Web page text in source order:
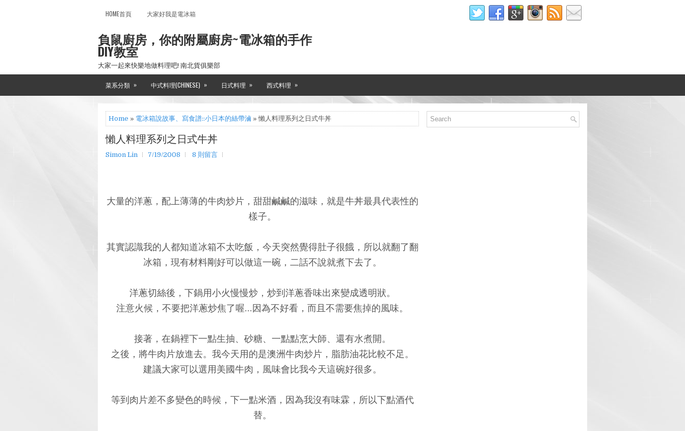
HOME首頁 大家好我是電冰箱
負鼠廚房，你的附屬廚房~電冰箱的手作
DIY教室
大家一起來快樂地做料理吧! 南北貨俱樂部
菜系分類 » 中式料理(CHINESE) » 日式料理 » 西式料理 »
Home » 電冰箱說故事、寫食譜::小日本的絲帶滷 » 懶人料理系列之日式牛丼
懶人料理系列之日式牛丼
Simon Lin 7/19/2008 8 則留言
大量的洋蔥，配上薄薄的牛肉炒片，甜甜鹹鹹的滋味，就是牛丼最具代表性的
樣子。
其實認識我的人都知道冰箱不太吃飯，今天突然覺得肚子很餓，所以就翻了翻
冰箱，現有材料剛好可以做這一碗，二話不說就煮下去了。
洋蔥切絲後，下鍋用小火慢慢炒，炒到洋蔥香味出來變成透明狀。
注意火候，不要把洋蔥炒焦了喔...因為不好看，而且不需要焦掉的風味。
接著，在鍋裡下一點生抽、砂糖、一點點烹大師、還有水煮開。
之後，將牛肉片放進去。我今天用的是澳洲牛肉炒片，脂肪油花比較不足。
建議大家可以選用美國牛肉，風味會比我今天這碗好很多。
等到肉片差不多變色的時候，下一點米酒，因為我沒有味霖，所以下點酒代
替。